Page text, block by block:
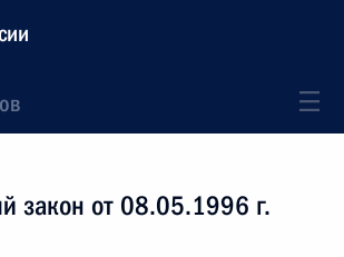
закон от 08.05.1996 г.